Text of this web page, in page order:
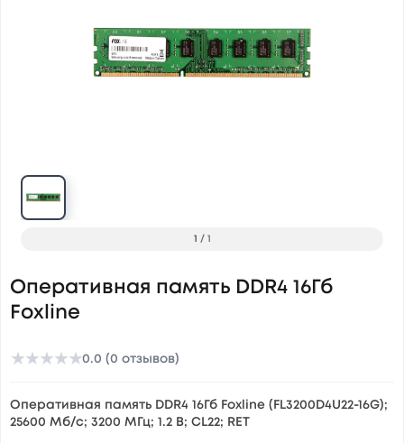
1 / 1
Оперативная память DDR4 16Гб
Foxline
★★★★★0.0 (0 отзывов)
Оперативная память DDR4 16Гб Foxline (FL3200D4U22-16G);
25600 Мб/c; 3200 МГц; 1.2 В; CL22; RET